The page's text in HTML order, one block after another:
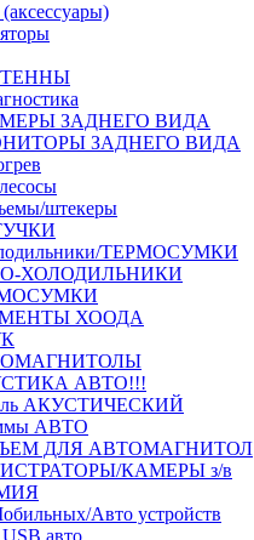
ЗАДНЕГО ВИДА
ЗАДНЕГО ВИДА
штекеры
ТЕРМОСУМКИ
ХОЛОДИЛЬНИКИ
ХООДА
АВТО!!!
АКУСТИЧЕСКИЙ
АВТО
ДЛЯ АВТОМАГНИТОЛ
КАМЕРЫ з/в
Авто устройств
авто